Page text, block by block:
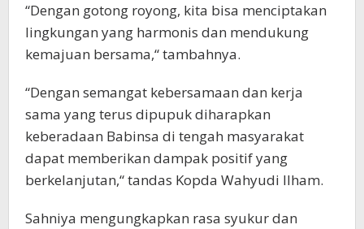
“Dengan gotong royong, kita bisa menciptakan
lingkungan yang harmonis dan mendukung
kemajuan bersama,“ tambahnya.
“Dengan semangat kebersamaan dan kerja
sama yang terus dipupuk diharapkan
keberadaan Babinsa di tengah masyarakat
dapat memberikan dampak positif yang
berkelanjutan,“ tandas Kopda Wahyudi Ilham.
Sahniya mengungkapkan rasa syukur dan